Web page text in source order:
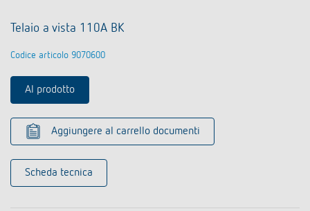
Telaio a vista 110A BK
Codice articolo 9070600
Al prodotto
Aggiungere al carrello documenti
Scheda tecnica